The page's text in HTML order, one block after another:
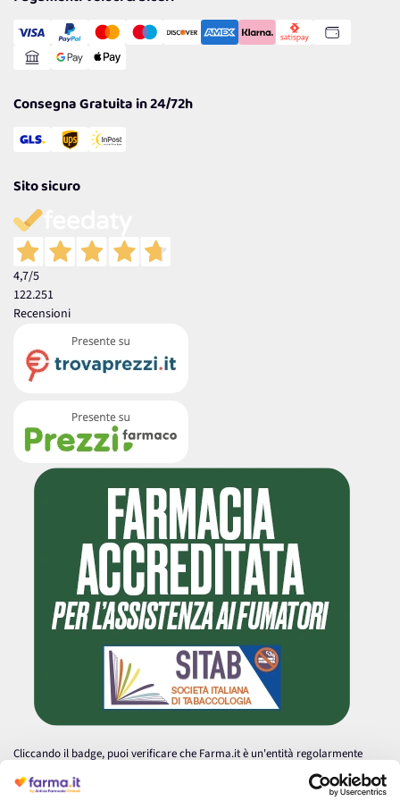
Gestisci Cookie
Reso Facile e Veloce
Consegna Gratuita in 24/72h
Sito sicuro
4,7/5
122.251
Recensioni
Cliccando il badge, puoi verificare che Farma.it è un'entità regolarmente
autorizzata dal Ministero della Salute a effettuare la vendita online di
medicinali.